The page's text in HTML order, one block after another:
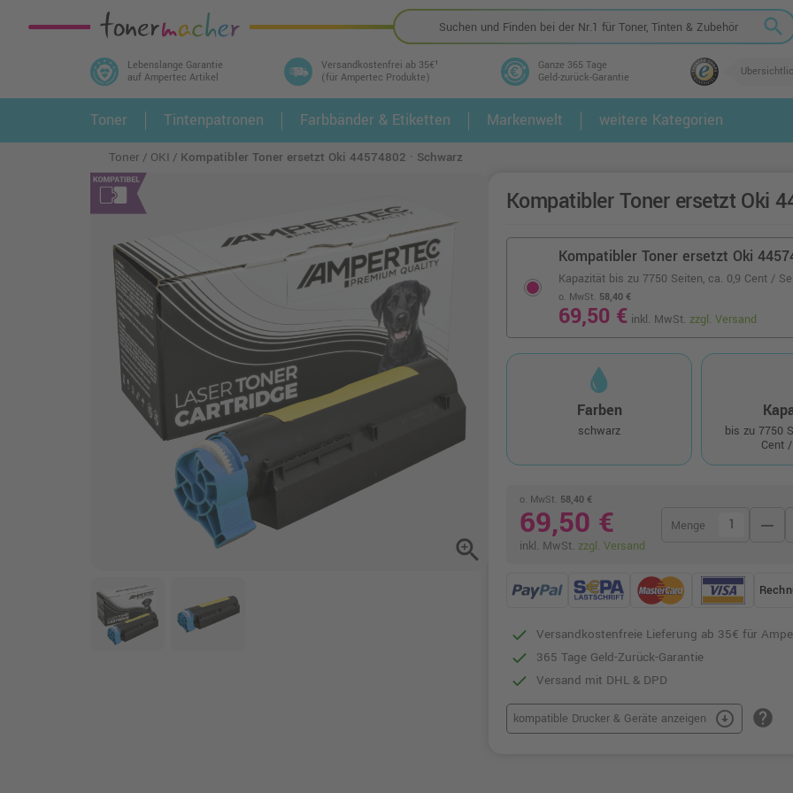
search
Lebenslange Garantie
auf Ampertec Artikel
Versandkostenfrei ab 35€¹
(für Ampertec Produkte)
Ganze 365 Tage
Geld-zurück-Garantie
In 3 einfachen Schritten ihr Druckermodell
und alle dazu passenden Artikel finden ➤ 1. 2.
Toner Tintenpatronen Farbbänder & Etiketten Markenwelt weitere Kategorien
Toner OKI Kompatibler Toner ersetzt Oki 44574802 · Schwarz
zoom_in
Kompatibler Toner ersetzt Oki
Kompatibler Toner ersetzt Oki
Kapazität bis zu 7750 Seiten, ca. 0,9 Cent /
o. MwSt. 58,40 €
69,50 € inkl. MwSt. zzgl. Versand
Farben
schwarz bis zu 7750
Cent
o. MwSt. 58,40 €
69,50 €
inkl. MwSt. zzgl. Versand
Menge remove
Versandkostenfreie Lieferung ab 35€ für
365 Tage Geld-Zurück-Garantie
Versand mit DHL & DPD
kompatible Drucker & Geräte anzeigen arrow_circle_down help